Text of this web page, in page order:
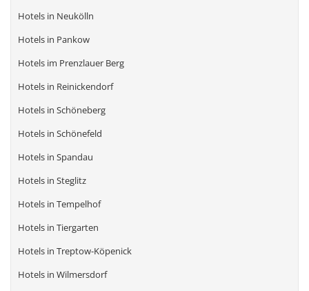
Hotels in Neukölln
Hotels in Pankow
Hotels im Prenzlauer Berg
Hotels in Reinickendorf
Hotels in Schöneberg
Hotels in Schönefeld
Hotels in Spandau
Hotels in Steglitz
Hotels in Tempelhof
Hotels in Tiergarten
Hotels in Treptow-Köpenick
Hotels in Wilmersdorf